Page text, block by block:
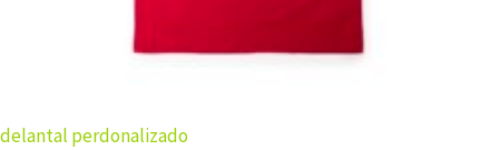
delantal perdonalizado